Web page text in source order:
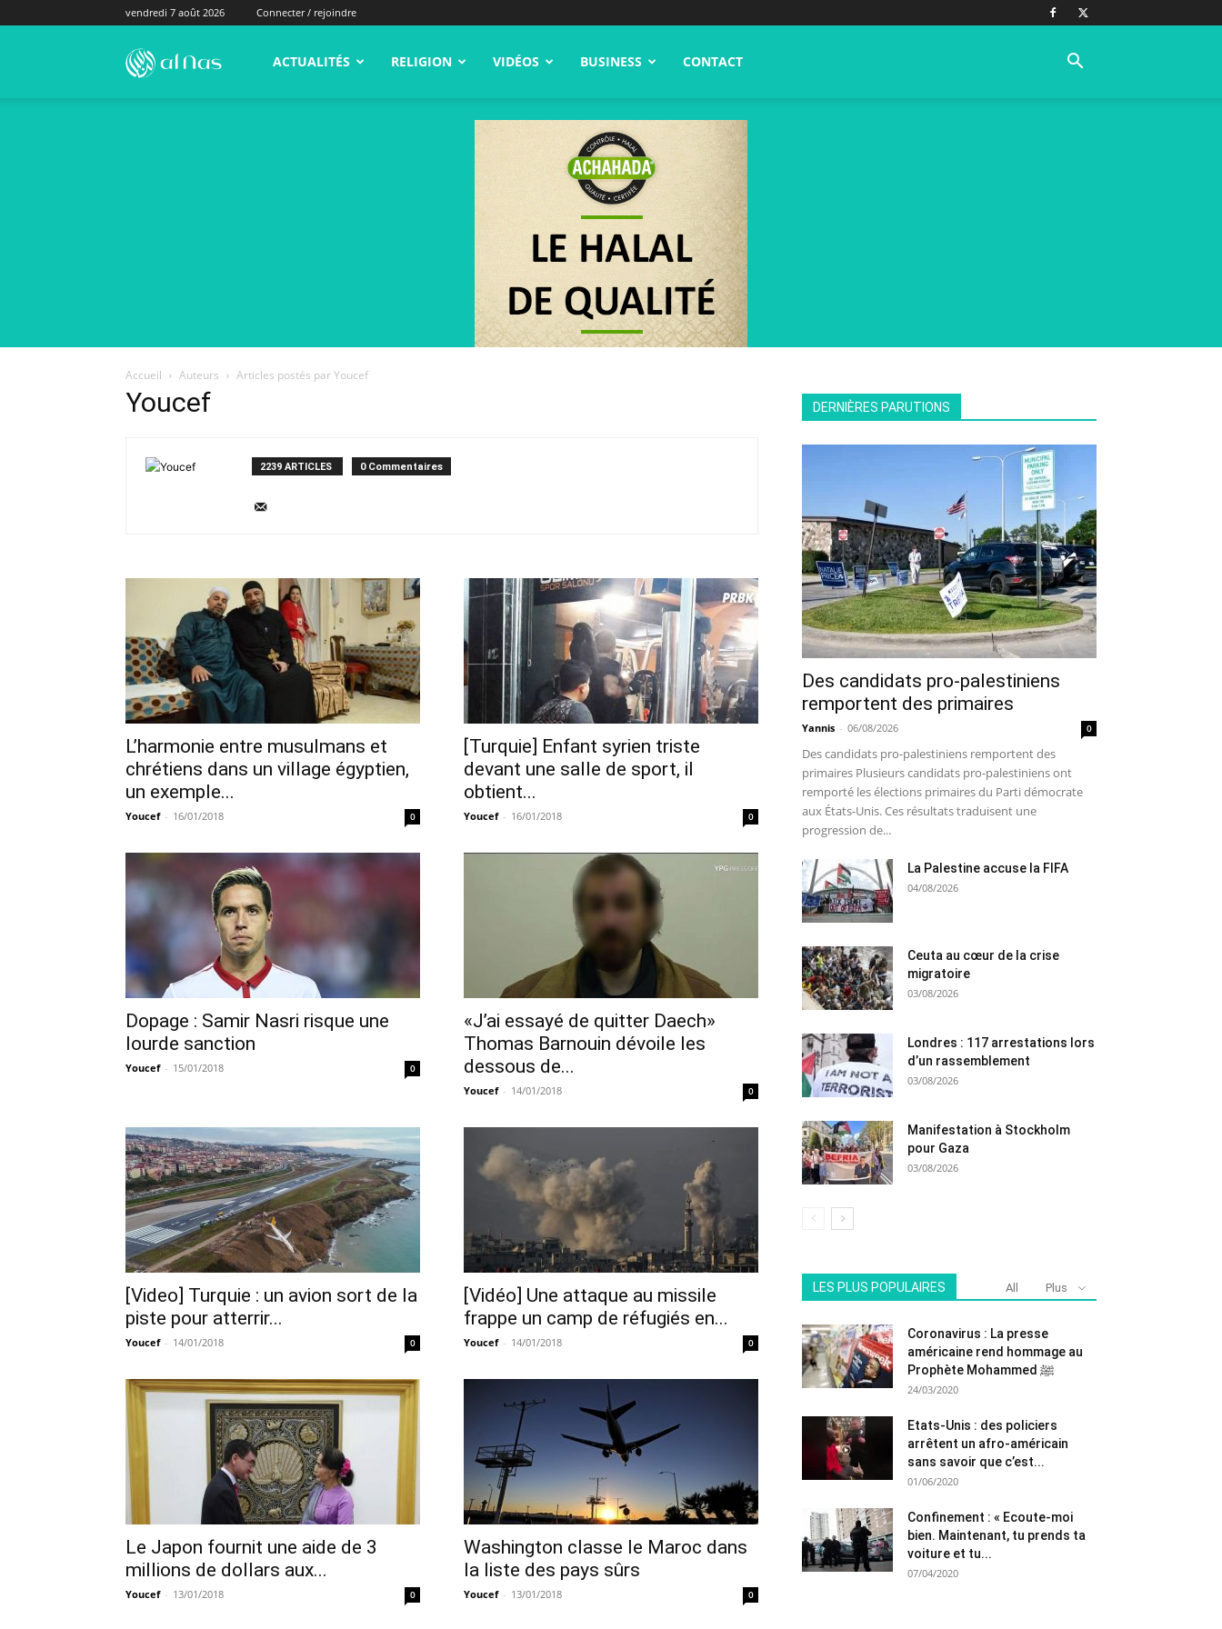
vendredi 7 août 2026 Connecter / rejoindre
alNas.fr ACTUALITÉS RELIGION VIDÉOS BUSINESS CONTACT
Accueil Auteurs Articles postés par Youcef
Youcef
2239 ARTICLES 0 Commentaires
L’harmonie entre musulmans et
chrétiens dans un village égyptien,
un exemple...
Youcef - 16/01/2018 0
[Turquie] Enfant syrien triste
devant une salle de sport, il
obtient...
Youcef - 16/01/2018 0
Dopage : Samir Nasri risque une
lourde sanction
Youcef - 15/01/2018 0
«J’ai essayé de quitter Daech»
Thomas Barnouin dévoile les
dessous de...
Youcef - 14/01/2018 0
[Video] Turquie : un avion sort de la
piste pour atterrir...
Youcef - 14/01/2018 0
[Vidéo] Une attaque au missile
frappe un camp de réfugiés en...
Youcef - 14/01/2018 0
Le Japon fournit une aide de 3
millions de dollars aux...
Youcef - 13/01/2018 0
Washington classe le Maroc dans
la liste des pays sûrs
Youcef - 13/01/2018 0
DERNIÈRES PARUTIONS
Des candidats pro-palestiniens
remportent des primaires
Yannis - 06/08/2026 0
Des candidats pro-palestiniens remportent des
primaires Plusieurs candidats pro-palestiniens ont
remporté les élections primaires du Parti démocrate
aux États-Unis. Ces résultats traduisent une
progression de...
La Palestine accuse la FIFA
04/08/2026
Ceuta au cœur de la crise
migratoire
03/08/2026
Londres : 117 arrestations lors
d’un rassemblement
03/08/2026
Manifestation à Stockholm
pour Gaza
03/08/2026
LES PLUS POPULAIRES All Plus
Coronavirus : La presse
américaine rend hommage au
Prophète Mohammed ﷺ
24/03/2020
Etats-Unis : des policiers
arrêtent un afro-américain
sans savoir que c’est...
01/06/2020
Confinement : « Ecoute-moi
bien. Maintenant, tu prends ta
voiture et tu...
07/04/2020